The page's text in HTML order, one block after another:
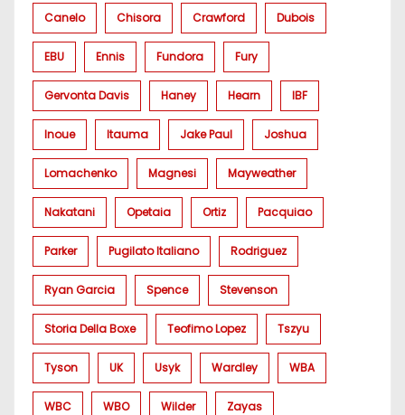
Canelo Chisora Crawford Dubois
EBU Ennis Fundora Fury
Gervonta Davis Haney Hearn IBF
Inoue Itauma Jake Paul Joshua
Lomachenko Magnesi Mayweather
Nakatani Opetaia Ortiz Pacquiao
Parker Pugilato Italiano Rodriguez
Ryan Garcia Spence Stevenson
Storia Della Boxe Teofimo Lopez Tszyu
Tyson UK Usyk Wardley WBA
WBC WBO Wilder Zayas